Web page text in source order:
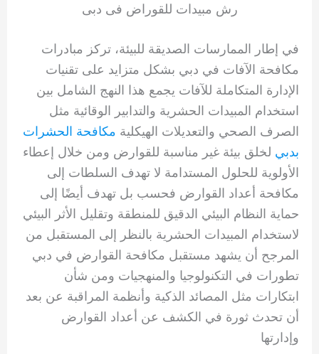
رش مبيدات للقوراض فى دبى
في إطار الممارسات الصديقة للبيئة، تركز مبادرات
مكافحة الآفات في دبي بشكل متزايد على تقنيات
الإدارة المتكاملة للآفات يجمع هذا النهج الشامل بين
استخدام المبيدات الحشرية والتدابير الوقائية مثل
الصرف الصحي والتعديلات الهيكلية مكافحة الحشرات
بدبي لخلق بيئة غير مناسبة للقوارض ومن خلال إعطاء
الأولوية للحلول المستدامة لا تهدف السلطات إلى
مكافحة أعداد القوارض فحسب بل تهدف أيضًا إلى
حماية النظام البيئي الدقيق للمنطقة وتقليل الأثر البيئي
لاستخدام المبيدات الحشرية بالنظر إلى المستقبل من
المرجح أن يشهد مستقبل مكافحة القوارض في دبي
تطورات في التكنولوجيا والمنهجيات ومن شأن
ابتكارات مثل المصائد الذكية وأنظمة المراقبة عن بعد
أن تحدث ثورة في الكشف عن أعداد القوارض
وإدارتها